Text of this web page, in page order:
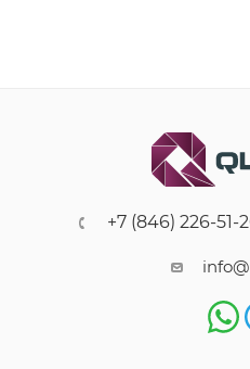
+7 (846) 226-51-